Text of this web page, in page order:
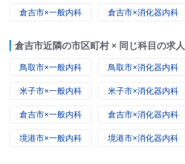
倉吉市×一般内科 倉吉市×消化器内科
倉吉市近隣の市区町村 × 同じ科目の求人
鳥取市×一般内科 鳥取市×消化器内科
米子市×一般内科 米子市×消化器内科
倉吉市×一般内科 倉吉市×消化器内科
境港市×一般内科 境港市×消化器内科